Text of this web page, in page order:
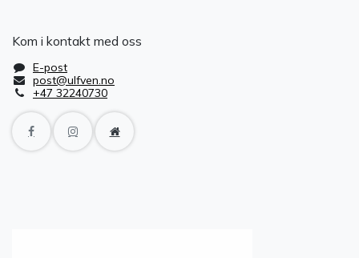
Kom i kontakt med oss
E-post
post@ulfven.no
+47 32240730